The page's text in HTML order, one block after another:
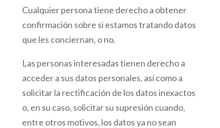
Cualquier persona tiene derecho a obtener
confirmación sobre si estamos tratando datos
que les conciernan, o no.
Las personas interesadas tienen derecho a
acceder a sus datos personales, así como a
solicitar la rectificación de los datos inexactos
o, en su caso, solicitar su supresión cuando,
entre otros motivos, los datos ya no sean